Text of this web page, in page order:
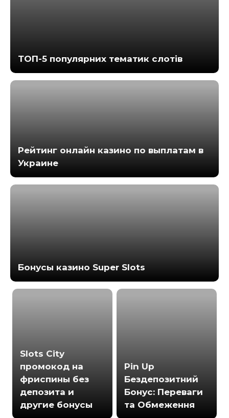
ТОП-5 популярних тематик слотів
Рейтинг онлайн казино по выплатам в
Украине
Бонусы казино Super Slots
Slots City
промокод на
фриспины без
депозита и
другие бонусы
Pin Up
Бездепозитний
Бонус: Переваги
та Обмеження